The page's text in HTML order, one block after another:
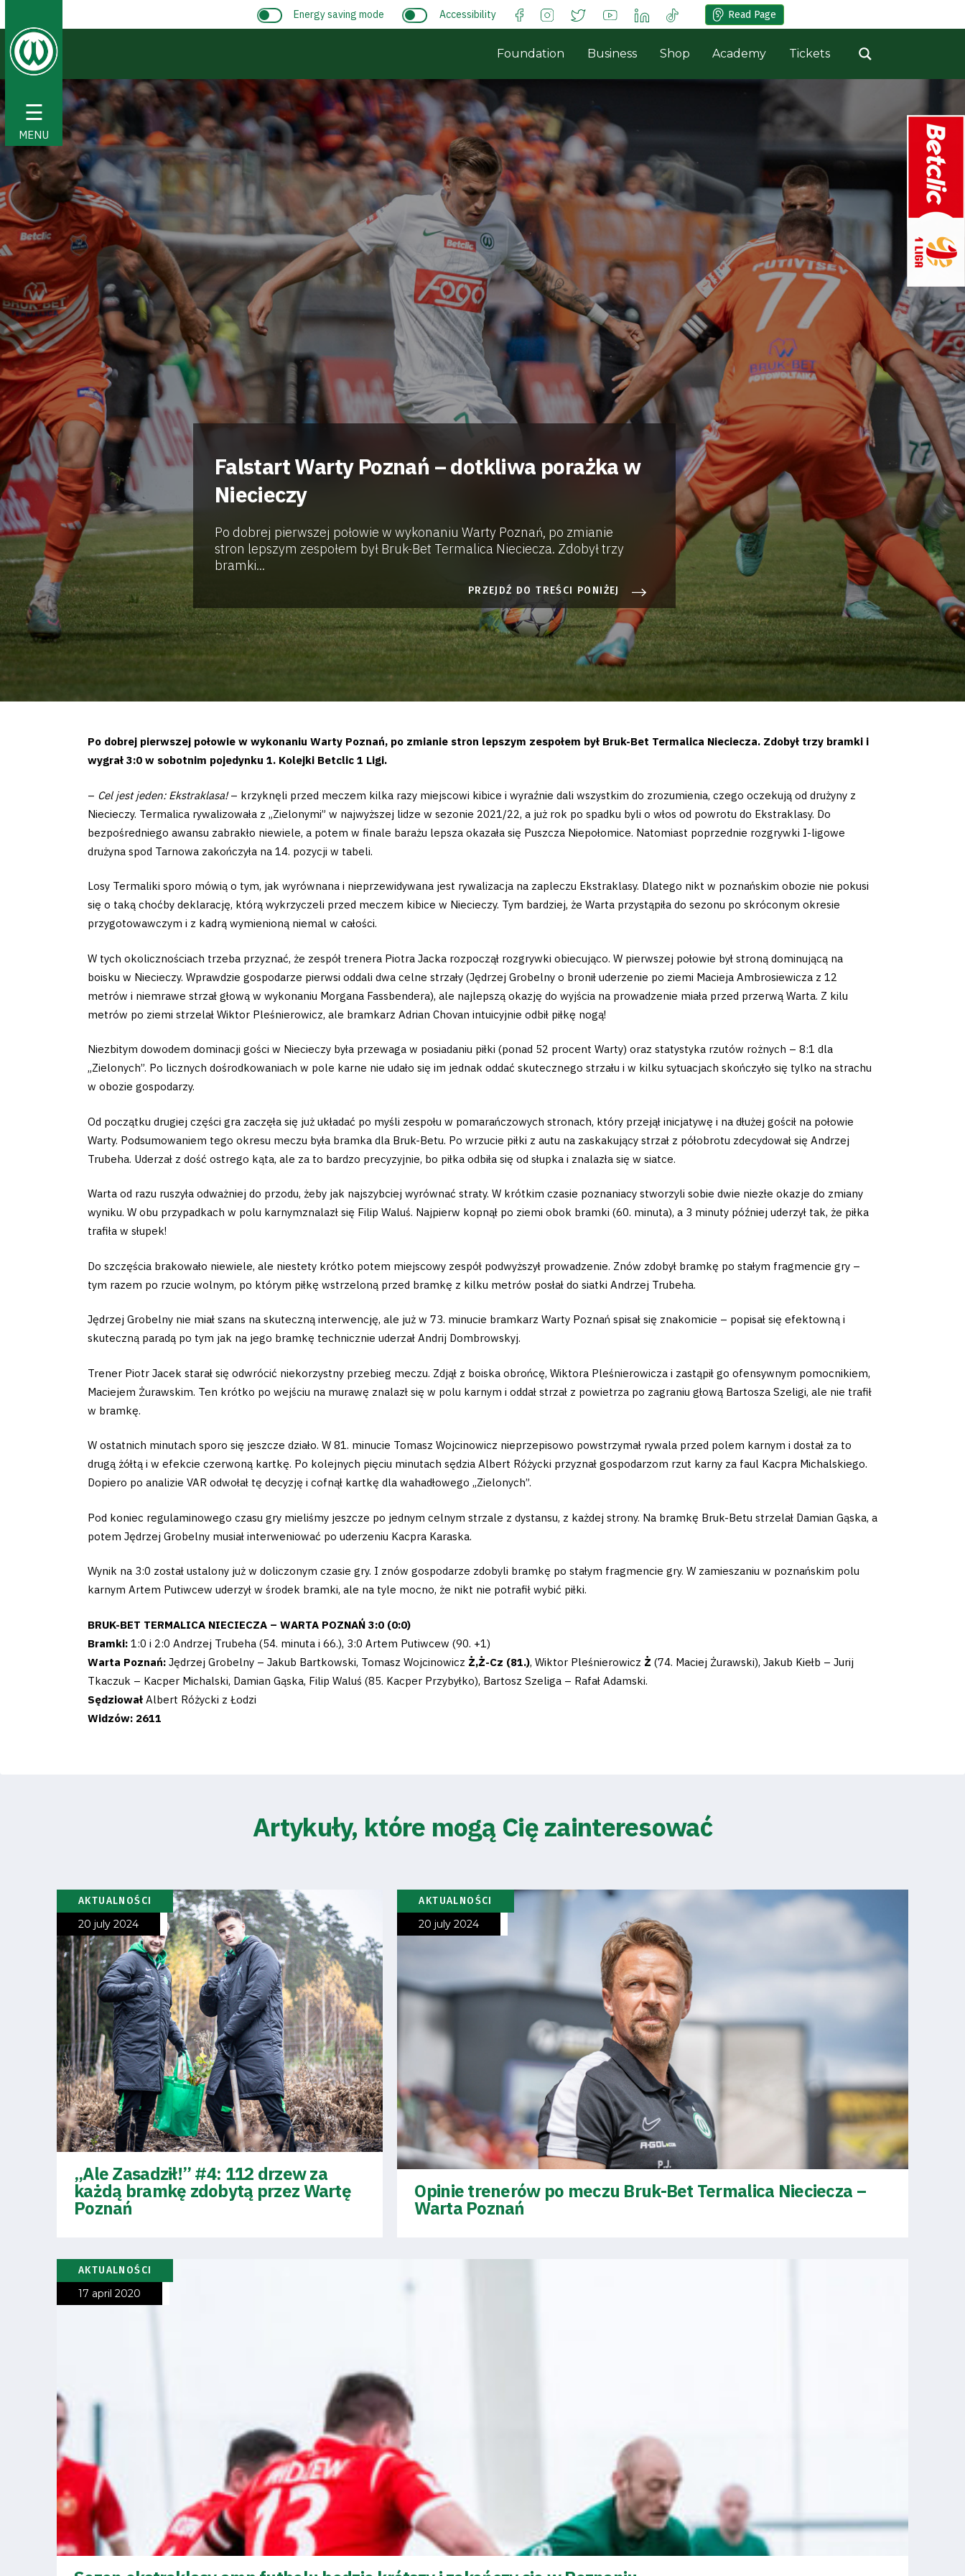
☰
MENU
schedule
Tickets
Contact
Academy
Foundation
Business
Development
Plan
2024-
Strategy
2024-
Warta’s
Energy saving mode Accessibility Read Page
Foundation Business Shop Academy Tickets
Falstart Warty Poznań – dotkliwa porażka w
Niecieczy
Po dobrej pierwszej połowie w wykonaniu Warty Poznań, po zmianie
stron lepszym zespołem był Bruk-Bet Termalica Nieciecza. Zdobył trzy
bramki...
PRZEJDŹ DO TREŚCI PONIŻEJ
Po dobrej pierwszej połowie w wykonaniu Warty Poznań, po zmianie stron lepszym zespołem był Bruk-Bet Termalica Nieciecza. Zdobył trzy bramki i
wygrał 3:0 w sobotnim pojedynku 1. Kolejki Betclic 1 Ligi.
– Cel jest jeden: Ekstraklasa!– krzyknęli przed meczem kilka razy miejscowi kibice i wyraźnie dali wszystkim do zrozumienia, czego oczekują od drużyny z
Niecieczy. Termalica rywalizowała z „Zielonymi” w najwyższej lidze w sezonie 2021/22, a już rok po spadku byli o włos od powrotu do Ekstraklasy. Do
bezpośredniego awansu zabrakło niewiele, a potem w finale barażu lepsza okazała się Puszcza Niepołomice. Natomiast poprzednie rozgrywki I-ligowe
drużyna spod Tarnowa zakończyła na 14. pozycji w tabeli.
Losy Termaliki sporo mówią o tym, jak wyrównana i nieprzewidywana jest rywalizacja na zapleczu Ekstraklasy. Dlatego nikt w poznańskim obozie nie pokusi
się o taką choćby deklarację, którą wykrzyczeli przed meczem kibice w Niecieczy. Tym bardziej, że Warta przystąpiła do sezonu po skróconym okresie
przygotowawczym i z kadrą wymienioną niemal w całości.
W tych okolicznościach trzeba przyznać, że zespół trenera Piotra Jacka rozpoczął rozgrywki obiecująco. W pierwszej połowie był stroną dominującą na
boisku w Niecieczy. Wprawdzie gospodarze pierwsi oddali dwa celne strzały (Jędrzej Grobelny o bronił uderzenie po ziemi Macieja Ambrosiewicza z 12
metrów i niemrawe strzał głową w wykonaniu Morgana Fassbendera), ale najlepszą okazję do wyjścia na prowadzenie miała przed przerwą Warta. Z kilu
metrów po ziemi strzelał Wiktor Pleśnierowicz, ale bramkarz Adrian Chovan intuicyjnie odbił piłkę nogą!
Niezbitym dowodem dominacji gości w Niecieczy była przewaga w posiadaniu piłki (ponad 52 procent Warty) oraz statystyka rzutów rożnych – 8:1 dla
„Zielonych”. Po licznych dośrodkowaniach w pole karne nie udało się im jednak oddać skutecznego strzału i w kilku sytuacjach skończyło się tylko na strachu
w obozie gospodarzy.
Od początku drugiej części gra zaczęła się już układać po myśli zespołu w pomarańczowych stronach, który przejął inicjatywę i na dłużej gościł na połowie
Warty. Podsumowaniem tego okresu meczu była bramka dla Bruk-Betu. Po wrzucie piłki z autu na zaskakujący strzał z półobrotu zdecydował się Andrzej
Trubeha. Uderzał z dość ostrego kąta, ale za to bardzo precyzyjnie, bo piłka odbiła się od słupka i znalazła się w siatce.
Warta od razu ruszyła odważniej do przodu, żeby jak najszybciej wyrównać straty. W krótkim czasie poznaniacy stworzyli sobie dwie niezłe okazje do zmiany
wyniku. W obu przypadkach w polu karnymznalazł się Filip Waluś. Najpierw kopnął po ziemi obok bramki (60. minuta), a 3 minuty później uderzył tak, że piłka
trafiła w słupek!
Do szczęścia brakowało niewiele, ale niestety krótko potem miejscowy zespół podwyższył prowadzenie. Znów zdobył bramkę po stałym fragmencie gry –
tym razem po rzucie wolnym, po którym piłkę wstrzeloną przed bramkę z kilku metrów posłał do siatki Andrzej Trubeha.
Jędrzej Grobelny nie miał szans na skuteczną interwencję, ale już w 73. minucie bramkarz Warty Poznań spisał się znakomicie – popisał się efektowną i
skuteczną paradą po tym jak na jego bramkę technicznie uderzał Andrij Dombrowskyj.
Trener Piotr Jacek starał się odwrócić niekorzystny przebieg meczu. Zdjął z boiska obrońcę, Wiktora Pleśnierowicza i zastąpił go ofensywnym pomocnikiem,
Maciejem Żurawskim. Ten krótko po wejściu na murawę znalazł się w polu karnym i oddał strzał z powietrza po zagraniu głową Bartosza Szeligi, ale nie trafił
w bramkę.
W ostatnich minutach sporo się jeszcze działo. W 81. minucie Tomasz Wojcinowicz nieprzepisowo powstrzymał rywala przed polem karnym i dostał za to
drugą żółtą i w efekcie czerwoną kartkę. Po kolejnych pięciu minutach sędzia Albert Różycki przyznał gospodarzom rzut karny za faul Kacpra Michalskiego.
Dopiero po analizie VAR odwołał tę decyzję i cofnął kartkę dla wahadłowego „Zielonych”.
Pod koniec regulaminowego czasu gry mieliśmy jeszcze po jednym celnym strzale z dystansu, z każdej strony. Na bramkę Bruk-Betu strzelał Damian Gąska, a
potem Jędrzej Grobelny musiał interweniować po uderzeniu Kacpra Karaska.
Wynik na 3:0 został ustalony już w doliczonym czasie gry. I znów gospodarze zdobyli bramkę po stałym fragmencie gry. W zamieszaniu w poznańskim polu
karnym Artem Putiwcew uderzył w środek bramki, ale na tyle mocno, że nikt nie potrafił wybić piłki.
BRUK-BET TERMALICA NIECIECZA – WARTA POZNAŃ 3:0 (0:0)
Bramki: 1:0 i 2:0 Andrzej Trubeha (54. minuta i 66.), 3:0 Artem Putiwcew (90. +1)
Warta Poznań: Jędrzej Grobelny – Jakub Bartkowski, Tomasz Wojcinowicz Ż,Ż-Cz (81.), Wiktor Pleśnierowicz Ż (74. Maciej Żurawski), Jakub Kiełb – Jurij
Tkaczuk – Kacper Michalski, Damian Gąska, Filip Waluś (85. Kacper Przybyłko), Bartosz Szeliga – Rafał Adamski.
Sędziował Albert Różycki z Łodzi
Widzów: 2611
Artykuły, które mogą Cię zainteresować
AKTUALNOŚCI
20 july 2024
„Ale Zasadził!” #4: 112 drzew za
każdą bramkę zdobytą przez Wartę
Poznań
AKTUALNOŚCI
20 july 2024
Opinie trenerów po meczu Bruk-Bet Termalica Nieciecza –
Warta Poznań
AKTUALNOŚCI
17 april 2020